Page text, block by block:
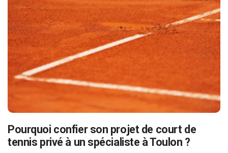
Pourquoi confier son projet de court de
tennis privé à un spécialiste à Toulon ?